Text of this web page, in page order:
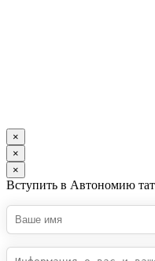
×
×
×
Вступить в Автономию